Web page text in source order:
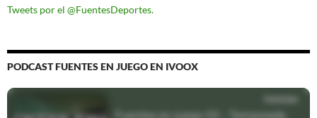
Tweets por el @FuentesDeportes.
PODCAST FUENTES EN JUEGO EN IVOOX